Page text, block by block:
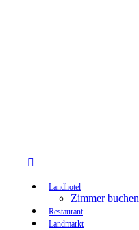
Landhotel
Zimmer buchen
Restaurant
Landmarkt